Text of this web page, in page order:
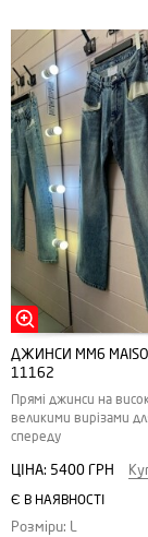
ДЖИНСИ MM6
11162
Прямі джинси на
великими вирізами
спереду
ЦІНА: 5400 ГРН
Є В НАЯВНОСТІ
Розміри: L